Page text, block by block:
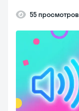
55 просмотров